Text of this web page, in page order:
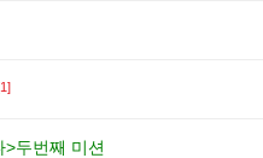
두번째 미션